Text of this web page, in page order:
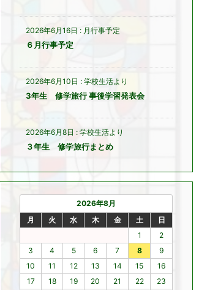
2026年6月16日 : 月行事予定
６月行事予定
2026年6月10日 : 学校生活より
3年生 修学旅行 事後学習発表会
2026年6月8日 : 学校生活より
３年生 修学旅行まとめ
2026年8月
月
火 水 木 金 土
日
1
2
3
4 5 6 7 8
9
10
11 12 13 14 15
16
17
18 19 20 21 22
23